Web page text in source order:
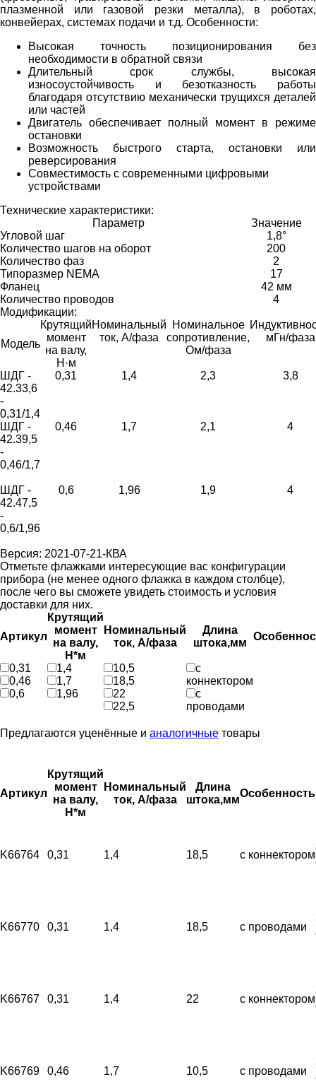
плазменной или газовой резки металла), в роботах,
конвейерах, системах подачи и т.д. Особенности:
Высокая точность позиционирования без
необходимости в обратной связи
Длительный срок службы, высокая
износоустойчивость и безотказность работы
благодаря отсутствию механически трущихся деталей
или частей
Двигатель обеспечивает полный момент в режиме
остановки
Возможность быстрого старта, остановки или
реверсирования
Совместимость с современными цифровыми
устройствами
Технические характеристики:
Параметр
Значение
Угловой шаг
1,8°
Количество шагов на оборот
200
Количество фаз
2
Типоразмер NEMA
17
Фланец
42 мм
Количество проводов
4
Модификации:
Модель
Крутящий
момент
на валу,
Н·м
Номинальный
ток, А/фаза
Номинальное
сопротивление,
Ом/фаза
мГн/фаза
ШДГ -
42.33,6
-
0,31/1,4
0,31 1,4 2,3 3,8
ШДГ -
42.39,5
-
0,46/1,7
0,46 1,7 2,1 4
ШДГ -
42.47,5
-
0,6/1,96
0,6 1,96 1,9 4
Версия: 2021-07-21-КВА
Отметьте флажками интересующие вас конфигурации
прибора (не менее одного флажка в каждом столбце),
после чего вы сможете увидеть стоимость и условия
доставки для них.
Артикул
Крутящий
момент
на валу,
Н*м
Номинальный
ток, А/фаза
Длина
штока,мм
0,31
0,46
0,6
1,4
1,7
1,96
10,5
18,5
22
22,5
с
коннектором
с
проводами
Предлагаются уценённые и аналогичные товары
Артикул
Крутящий
момент
на валу,
Н*м
Номинальный
ток, А/фаза
Длина
штока,мм
Особенность
K66764 0,31 1,4 18,5 с коннектором
K66770 0,31 1,4 18,5 с проводами
K66767 0,31 1,4 22 с коннектором
K66769 0,46 1,7 10,5 с проводами